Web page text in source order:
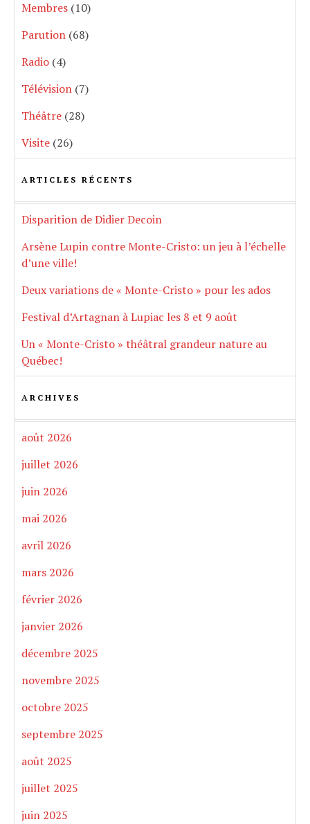
Membres (10)
Parution (68)
Radio (4)
Télévision (7)
Théâtre (28)
Visite (26)
ARTICLES RÉCENTS
Disparition de Didier Decoin
Arsène Lupin contre Monte-Cristo: un jeu à l’échelle
d’une ville!
Deux variations de « Monte-Cristo » pour les ados
Festival d’Artagnan à Lupiac les 8 et 9 août
Un « Monte-Cristo » théâtral grandeur nature au
Québec!
ARCHIVES
août 2026
juillet 2026
juin 2026
mai 2026
avril 2026
mars 2026
février 2026
janvier 2026
décembre 2025
novembre 2025
octobre 2025
septembre 2025
août 2025
juillet 2025
juin 2025